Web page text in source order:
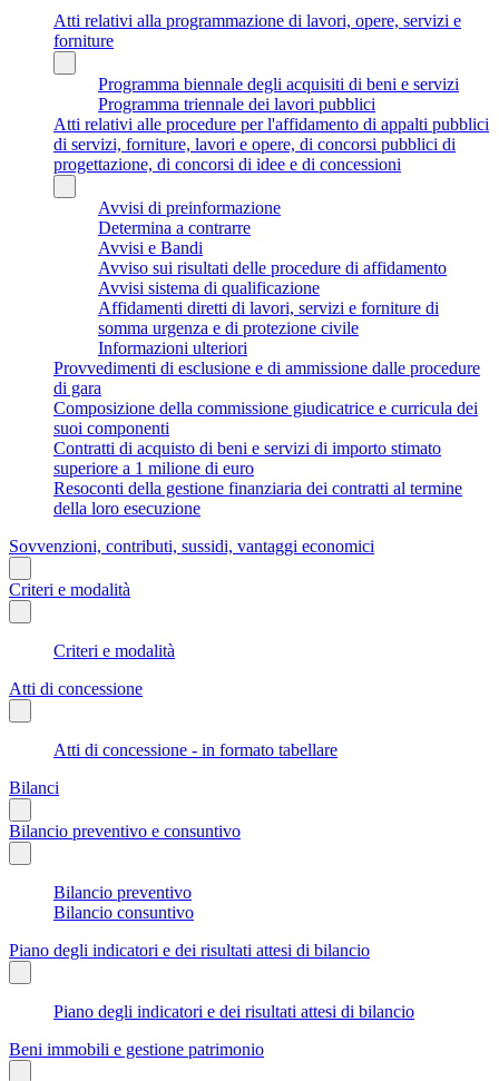
Atti relativi alla programmazione di lavori, opere, servizi e
forniture
Programma biennale degli acquisiti di beni e servizi
Programma triennale dei lavori pubblici
Atti relativi alle procedure per l'affidamento di appalti pubblici
di servizi, forniture, lavori e opere, di concorsi pubblici di
progettazione, di concorsi di idee e di concessioni
Avvisi di preinformazione
Determina a contrarre
Avvisi e Bandi
Avviso sui risultati delle procedure di affidamento
Avvisi sistema di qualificazione
Affidamenti diretti di lavori, servizi e forniture di
somma urgenza e di protezione civile
Informazioni ulteriori
Provvedimenti di esclusione e di ammissione dalle procedure
di gara
Composizione della commissione giudicatrice e curricula dei
suoi componenti
Contratti di acquisto di beni e servizi di importo stimato
superiore a 1 milione di euro
Resoconti della gestione finanziaria dei contratti al termine
della loro esecuzione
Sovvenzioni, contributi, sussidi, vantaggi economici
Criteri e modalità
Criteri e modalità
Atti di concessione
Atti di concessione - in formato tabellare
Bilanci
Bilancio preventivo e consuntivo
Bilancio preventivo
Bilancio consuntivo
Piano degli indicatori e dei risultati attesi di bilancio
Piano degli indicatori e dei risultati attesi di bilancio
Beni immobili e gestione patrimonio